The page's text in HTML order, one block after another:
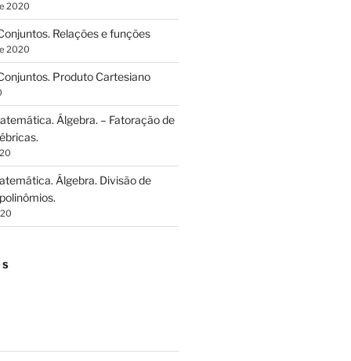
2020
Relações e funções
2020
Produto Cartesiano
Álgebra. – Fatoração de
Álgebra. Divisão de